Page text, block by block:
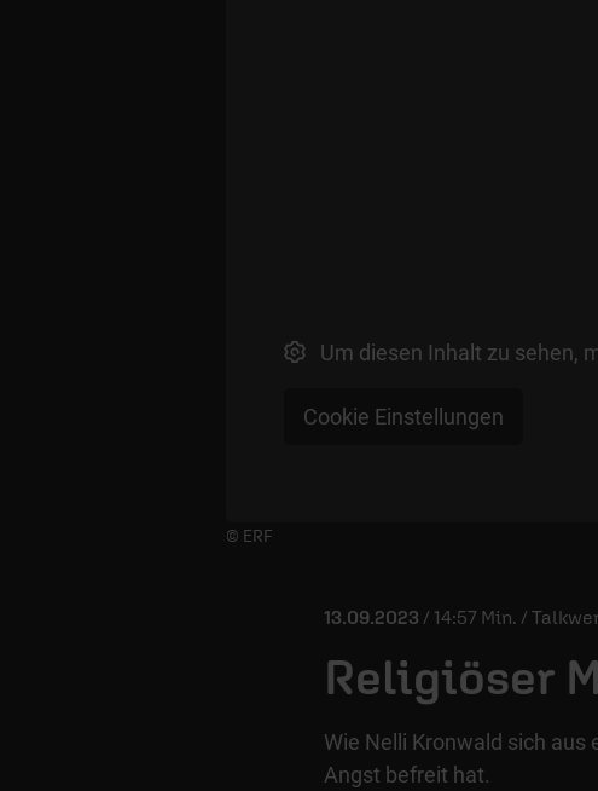
Um diesen Inhalt zu sehen,
Cookie Einstellungen
Player starten/anhalten
© ERF
13.09.2023 / 14:57 Min. /
Religiöser
Wie Nelli Kronwald sich
Angst befreit hat.